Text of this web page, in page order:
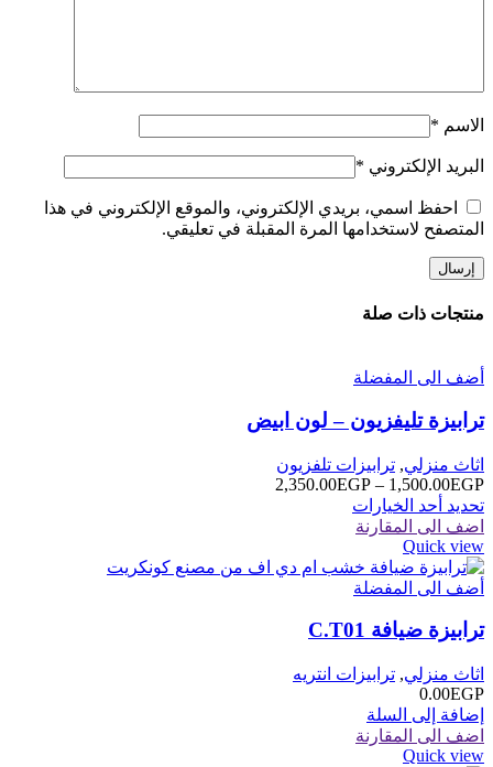
الاسم *
البريد الإلكتروني *
احفظ اسمي، بريدي الإلكتروني، والموقع الإلكتروني في هذا
المتصفح لاستخدامها المرة المقبلة في تعليقي.
منتجات ذات صلة
أضف الى المفضلة
ترابيزة تليفزيون – لون ابيض
اثاث منزلي, ترابيزات تلفزيون
1,500.00EGP
–
2,350.00EGP
خلال
تحديد أحد الخيارات
الأشكال
المنتج.
اختيار
اضف الى المقارنة
Quick view
أضف الى المفضلة
ترابيزة ضيافة C.T01
اثاث منزلي, ترابيزات انتريه
0.00EGP
إضافة إلى السلة
اضف الى المقارنة
Quick view